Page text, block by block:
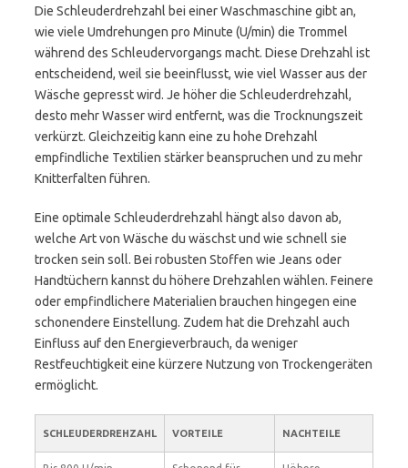
Die Schleuderdrehzahl bei einer Waschmaschine gibt an,
wie viele Umdrehungen pro Minute (U/min) die Trommel
während des Schleudervorgangs macht. Diese Drehzahl ist
entscheidend, weil sie beeinflusst, wie viel Wasser aus der
Wäsche gepresst wird. Je höher die Schleuderdrehzahl,
desto mehr Wasser wird entfernt, was die Trocknungszeit
verkürzt. Gleichzeitig kann eine zu hohe Drehzahl
empfindliche Textilien stärker beanspruchen und zu mehr
Knitterfalten führen.
Eine optimale Schleuderdrehzahl hängt also davon ab,
welche Art von Wäsche du wäschst und wie schnell sie
trocken sein soll. Bei robusten Stoffen wie Jeans oder
Handtüchern kannst du höhere Drehzahlen wählen. Feinere
oder empfindlichere Materialien brauchen hingegen eine
schonendere Einstellung. Zudem hat die Drehzahl auch
Einfluss auf den Energieverbrauch, da weniger
Restfeuchtigkeit eine kürzere Nutzung von Trockengeräten
ermöglicht.
SCHLEUDERDREHZAHL VORTEILE NACHTEILE